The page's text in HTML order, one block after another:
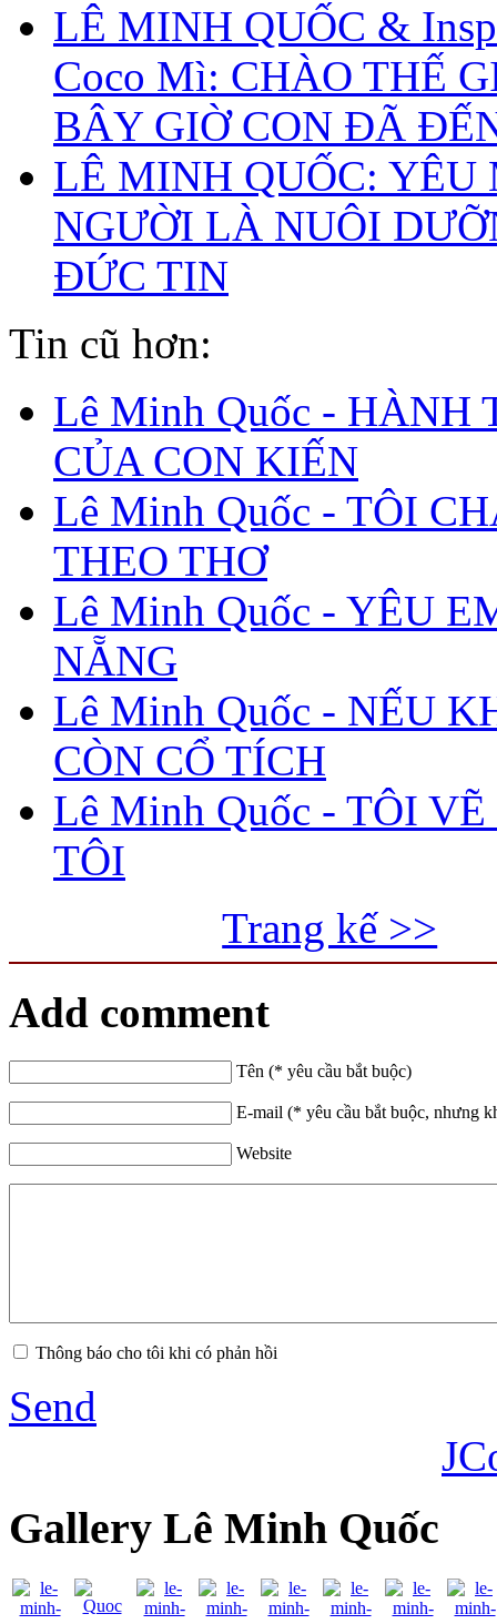
LÊ MINH QUỐC &
Coco Mì: CHÀO THẾ
BÂY GIỜ CON ĐÃ
LÊ MINH QUỐC: YÊU
NGƯỜI LÀ NUÔI
ĐỨC TIN
Tin cũ hơn:
Lê Minh Quốc - HÀNH
CỦA CON KIẾN
Lê Minh Quốc - TÔI
THEO THƠ
Lê Minh Quốc - YÊU
NẴNG
Lê Minh Quốc - NẾU
CÒN CỔ TÍCH
Lê Minh Quốc - TÔI
TÔI
Trang kế >>
Add comment
Tên (* yêu cầu bắt buộc)
E-mail (* yêu cầu bắt buộc, nhưng
Website
Thông báo cho tôi khi có phản hồi
Send
Gallery Lê Minh Quốc